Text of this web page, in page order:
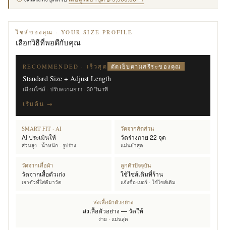
ไซส์ของคุณ · YOUR SIZE PROFILE
เลือกวิธีที่พอดีกับคุณ
RECOMMENDED · เร็วสุด ตัดเย็บตามสรีระของคุณ
Standard Size + Adjust Length
เลือกไซส์ · ปรับความยาว · 30 วินาที
เริ่มต้น →
SMART FIT · AI
AI ประเมินให้
ส่วนสูง · น้ำหนัก · รูปร่าง
วัดจากสัดส่วน
วัดร่างกาย 22 จุด
แม่นยำสุด
วัดจากเสื้อผ้า
วัดจากเสื้อตัวเก่ง
เอาตัวที่ใส่ดีมาวัด
ลูกค้าปัจจุบัน
ใช้ไซส์เดิมที่ร้าน
แจ้งชื่อ-เบอร์ · ใช้ไซส์เดิม
ส่งเสื้อผ้าตัวอย่าง
ส่งเสื้อตัวอย่าง — วัดให้
ง่าย · แม่นสุด